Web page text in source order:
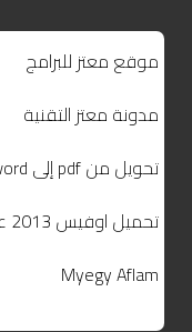
موقع معتز للبرامج
مدونة معتز التقنية
تحويل من pdf إلى word مجانًا
تحميل اوفيس 2013 عربي كامل مضغوط
Myegy Aflam